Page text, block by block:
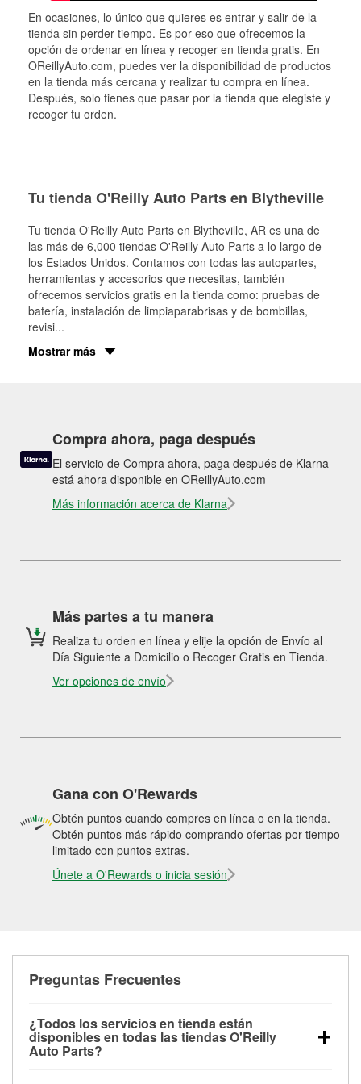
En ocasiones, lo único que quieres es entrar y salir de la
tienda sin perder tiempo. Es por eso que ofrecemos la
opción de ordenar en línea y recoger en tienda gratis. En
OReillyAuto.com, puedes ver la disponibilidad de productos
en la tienda más cercana y realizar tu compra en línea.
Después, solo tienes que pasar por la tienda que elegiste y
recoger tu orden.
Tu tienda O'Reilly Auto Parts en Blytheville
Tu tienda O'Reilly Auto Parts en Blytheville, AR es una de
las más de 6,000 tiendas O'Reilly Auto Parts a lo largo de
los Estados Unidos. Contamos con todas las autopartes,
herramientas y accesorios que necesitas, también
ofrecemos servicios gratis en la tienda como: pruebas de
batería, instalación de limpiaparabrisas y de bombillas,
revisi...
Mostrar más
Compra ahora, paga después
El servicio de Compra ahora, paga después de Klarna
está ahora disponible en OReillyAuto.com
Más información acerca de Klarna
Más partes a tu manera
Realiza tu orden en línea y elije la opción de Envío al
Día Siguiente a Domicilio o Recoger Gratis en Tienda.
Ver opciones de envío
Gana con O'Rewards
Obtén puntos cuando compres en línea o en la tienda.
Obtén puntos más rápido comprando ofertas por tiempo
limitado con puntos extras.
Únete a O'Rewards o inicia sesión
Preguntas Frecuentes
¿Todos los servicios en tienda están
disponibles en todas las tiendas O'Reilly
Auto Parts?